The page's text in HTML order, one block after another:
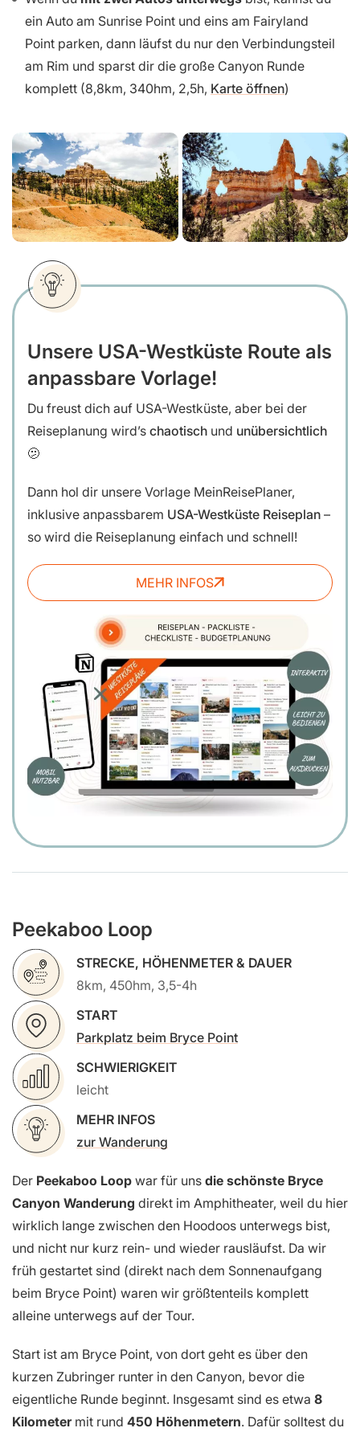
ein Auto am Sunrise Point und eins am Fairyland
Point parken, dann läufst du nur den Verbindungsteil
am Rim und sparst dir die große Canyon Runde
komplett (8,8km, 340hm, 2,5h, Karte öffnen)
Unsere USA-Westküste Route als
anpassbare Vorlage!
Du freust dich auf USA-Westküste, aber bei der
Reiseplanung wird’s chaotisch und unübersichtlich
🫤
Dann hol dir unsere Vorlage MeinReisePlaner,
inklusive anpassbarem USA-Westküste Reiseplan –
so wird die Reiseplanung einfach und schnell!
MEHR INFOS
Peekaboo Loop
STRECKE, HÖHENMETER & DAUER
8km, 450hm, 3,5-4h
START
Parkplatz beim Bryce Point
SCHWIERIGKEIT
leicht
MEHR INFOS
zur Wanderung
Der Peekaboo Loop war für uns die schönste Bryce
Canyon Wanderung direkt im Amphitheater, weil du hier
wirklich lange zwischen den Hoodoos unterwegs bist,
und nicht nur kurz rein- und wieder rausläufst. Da wir
früh gestartet sind (direkt nach dem Sonnenaufgang
beim Bryce Point) waren wir größtenteils komplett
alleine unterwegs auf der Tour.
Start ist am Bryce Point, von dort geht es über den
kurzen Zubringer runter in den Canyon, bevor die
eigentliche Runde beginnt. Insgesamt sind es etwa 8
Kilometermit rund 450 Höhenmetern. Dafür solltest du